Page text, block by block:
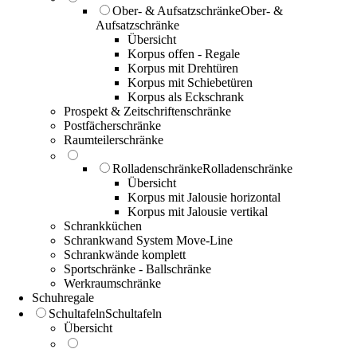
Ober- & AufsatzschränkeOber- &
Aufsatzschränke
Übersicht
Korpus offen - Regale
Korpus mit Drehtüren
Korpus mit Schiebetüren
Korpus als Eckschrank
Prospekt & Zeitschriftenschränke
Postfächerschränke
Raumteilerschränke
RolladenschränkeRolladenschränke
Übersicht
Korpus mit Jalousie horizontal
Korpus mit Jalousie vertikal
Schrankküchen
Schrankwand System Move-Line
Schrankwände komplett
Sportschränke - Ballschränke
Werkraumschränke
Schuhregale
SchultafelnSchultafeln
Übersicht